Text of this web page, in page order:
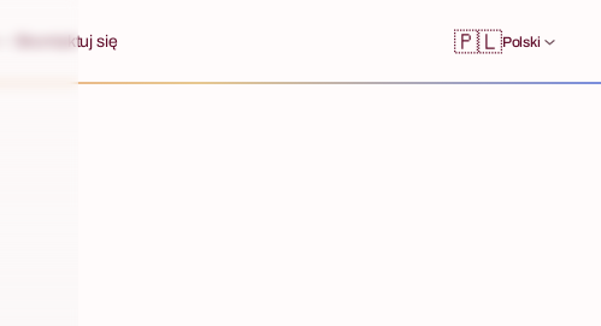
Skontaktuj się 🇵🇱Polski